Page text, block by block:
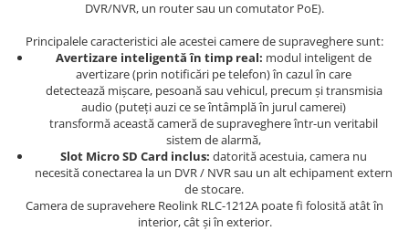
DVR/NVR, un router sau un comutator PoE).
Principalele caracteristici ale acestei camere de supraveghere sunt:
Avertizare inteligentă în timp real: modul inteligent de
avertizare (prin notificări pe telefon) în cazul în care
detectează mișcare, pesoană sau vehicul, precum și transmisia
audio (puteți auzi ce se întâmplă în jurul camerei)
transformă această cameră de supraveghere într-un veritabil
sistem de alarmă,
Slot Micro SD Card inclus: datorită acestuia, camera nu
necesită conectarea la un DVR / NVR sau un alt echipament extern
de stocare.
Camera de supravehere Reolink RLC-1212A poate fi folosită atât în
interior, cât și în exterior.